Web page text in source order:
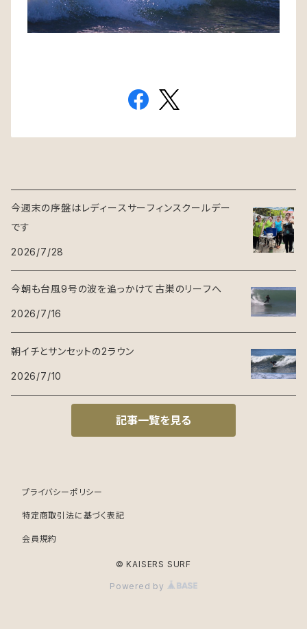
今週末の序盤はレディースサーフィンスクールデー
です
2026/7/28
今朝も台風9号の波を追っかけて古巣のリーフへ
2026/7/16
朝イチとサンセットの2ラウン
2026/7/10
記事一覧を見る
プライバシーポリシー
特定商取引法に基づく表記
会員規約
© KAISERS SURF
Powered by